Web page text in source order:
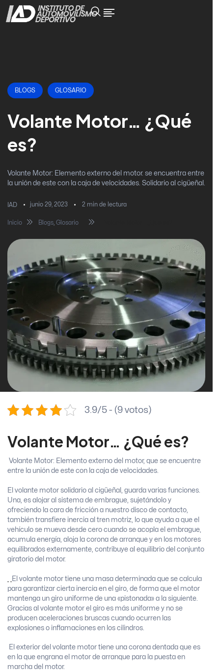
BLOGS GLOSARIO
Volante Motor… ¿Qué
es?
Volante Motor: Elemento externo del motor. se encuentra entre
la unión de este con la caja de velocidades. Solidario al cigüeñal.
IAD junio 29, 2023 2 min de lectura
Inicio Blogs, Glosario
3.9/5 - (9 votos)
Volante Motor… ¿Qué es?
Volante Motor: Elemento externo del motor, que se encuentre
entre la unión de este con la caja de velocidades.
El volante motor solidario al cigüeñal, guarda varias funciones.
Una, es alojar al sistema de embrague, sujetándolo y
ofreciendo la cara de fricción a nuestro disco de contacto,
también transfiere inercia al tren motriz, lo que ayuda a que el
vehículo se mueva desde cero cuando se acopla el embrague,
acumula energía, aloja la corona de arranque y en los motores
equilibrados externamente, contribuye al equilibrio del conjunto
giratorio del motor.
El volante motor tiene una masa determinada que se calcula
para garantizar cierta inercia en el giro, de forma que el motor
mantenga un giro uniforme de una «pistonada» a la siguiente.
Gracias al volante motor el giro es más uniforme y no se
producen aceleraciones bruscas cuando ocurren las
explosiones o inflamaciones en los cilindros.
El exterior del volante motor tiene una corona dentada que es
en la que engrana el motor de arranque para la puesta en
marcha del motor.